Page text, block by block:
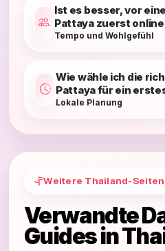
Ist es besser, vor
Pattaya zuerst
Tempo und Wohlgefühl
Wie wähle ich die
Pattaya für ein
Lokale Planung
Weitere Thailand-
Verwandte
Guides in